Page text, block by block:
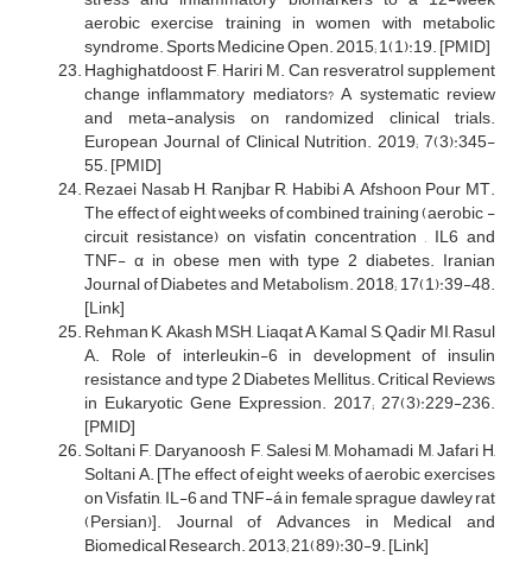
aerobic exercise training in women with metabolic
syndrome. Sports Medicine Open. 2015; 1(1):19. [PMID]
Haghighatdoost F, Hariri M. Can resveratrol supplement
change inflammatory mediators? A systematic review
and meta-analysis on randomized clinical trials.
European Journal of Clinical Nutrition. 2019; 7(3):345-
55. [PMID]
Rezaei Nasab H, Ranjbar R, Habibi A, Afshoon Pour MT.
The effect of eight weeks of combined training (aerobic -
circuit resistance) on visfatin concentration , IL6 and
TNF- α in obese men with type 2 diabetes. Iranian
Journal of Diabetes and Metabolism. 2018; 17(1):39-48.
[Link]
Rehman K, Akash MSH, Liaqat A, Kamal S, Qadir MI, Rasul
A. Role of interleukin-6 in development of insulin
resistance and type 2 Diabetes Mellitus. Critical Reviews
in Eukaryotic Gene Expression. 2017; 27(3):229-236.
[PMID]
Soltani F, Daryanoosh F, Salesi M, Mohamadi M, Jafari H,
Soltani A. [The effect of eight weeks of aerobic exercises
on Visfatin, IL-6 and TNF-á in female sprague dawley rat
(Persian)]. Journal of Advances in Medical and
Biomedical Research. 2013; 21(89):30-9. [Link]